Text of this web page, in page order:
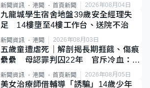
新聞資訊 港聞 首頁新聞 2026年08月04日
九龍城學生宿舍地盤39歲安全經理失
足 14樓墮至4樓工作台、送院不治
新聞資訊 港聞 2026年08月03日
五歲童遭虐死｜解剖揭長期捱餓、傷痕
纍纍 母認罪判囚22年 官斥冷血：同
類案最惡劣
新聞資訊 港聞 首頁新聞 2026年08月05日
美女治療師借輔導「誘騙」14歲少年